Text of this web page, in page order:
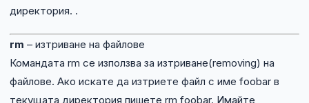
директория. .
rm – изтриване на файлове
Командата rm се използва за изтриване(removing) на
файлове. Ако искате да изтриете файл с име foobar в
текущата директория пишете rm foobar. Имайте